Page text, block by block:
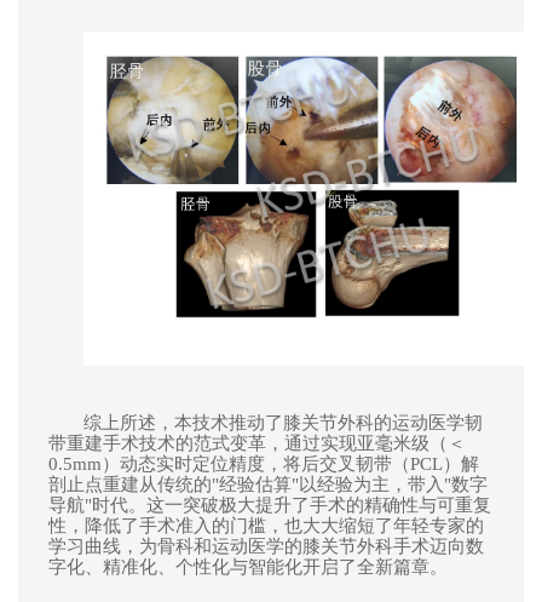
综上所述，本技术推动了膝关节外科的运动医学韧
带重建手术技术的范式变革，通过实现亚毫米级（＜
0.5mm）动态实时定位精度，将后交叉韧带（PCL）解
剖止点重建从传统的"经验估算"以经验为主， 带入"数字
导航"时代。这一突破极大提升了手术的精确性与可重复
性 ，降低了手术准入的门槛，也大大缩短了年轻专家的
学习曲线， 为骨科和运动医学的膝关节外科手术迈向数
字化、 精准化、个性化与智能化开启了全新篇章。